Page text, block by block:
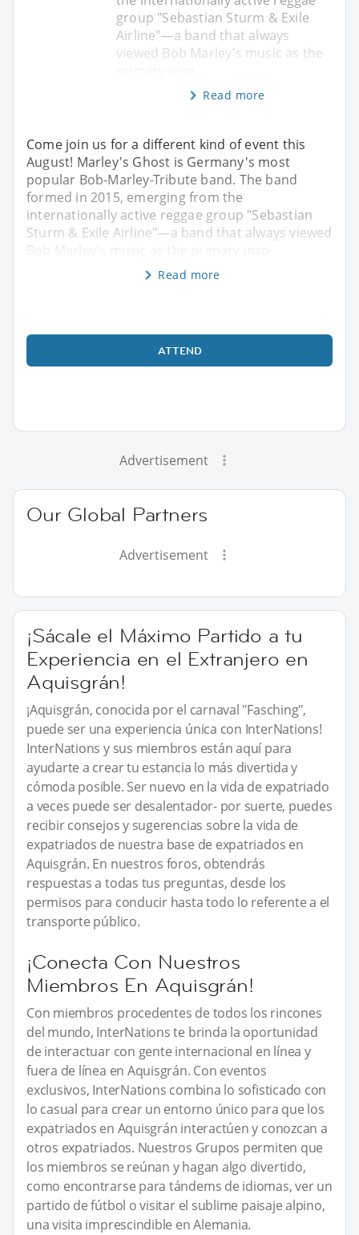
group "Sebastian Sturm & Exile
Airline"—a band that always
viewed Bob Marley’s music as the
Read more
Come join us for a different kind of event this
August! Marley's Ghost is Germany's most
popular Bob-Marley-Tribute band. The band
formed in 2015, emerging from the
internationally active reggae group "Sebastian
Sturm & Exile Airline"—a band that always viewed
Bob Marley’s music as the primary insp
Read more
ATTEND
Advertisement
Our Global Partners
Advertisement
¡Sácale el Máximo Partido a tu
Experiencia en el Extranjero en
Aquisgrán!
¡Aquisgrán, conocida por el carnaval "Fasching",
puede ser una experiencia única con InterNations!
InterNations y sus miembros están aquí para
ayudarte a crear tu estancia lo más divertida y
cómoda posible. Ser nuevo en la vida de expatriado
a veces puede ser desalentador- por suerte, puedes
recibir consejos y sugerencias sobre la vida de
expatriados de nuestra base de expatriados en
Aquisgrán. En nuestros foros, obtendrás
respuestas a todas tus preguntas, desde los
permisos para conducir hasta todo lo referente a el
transporte público.
¡Conecta Con Nuestros
Miembros En Aquisgrán!
Con miembros procedentes de todos los rincones
del mundo, InterNations te brinda la oportunidad
de interactuar con gente internacional en línea y
fuera de línea en Aquisgrán. Con eventos
exclusivos, InterNations combina lo sofisticado con
lo casual para crear un entorno único para que los
expatriados en Aquisgrán interactúen y conozcan a
otros expatriados. Nuestros Grupos permiten que
los miembros se reúnan y hagan algo divertido,
como encontrarse para tándems de idiomas, ver un
partido de fútbol o visitar el sublime paisaje alpino,
una visita imprescindible en Alemania.